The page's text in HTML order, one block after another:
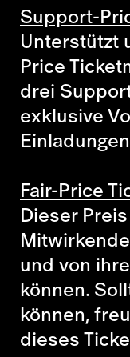
Support-
Unterstützt
Price
drei
exklusive
Fair-Price
Dieser
und von
können.
können,
dieses